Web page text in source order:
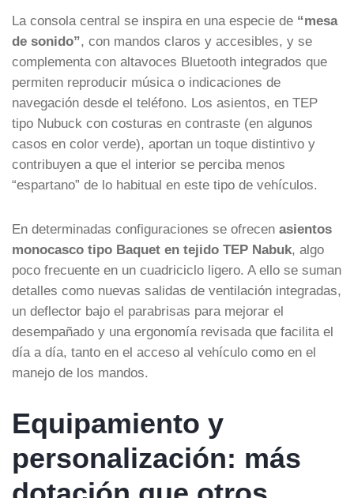
La consola central se inspira en una especie de “mesa
de sonido”, con mandos claros y accesibles, y se
complementa con altavoces Bluetooth integrados que
permiten reproducir música o indicaciones de
navegación desde el teléfono. Los asientos, en TEP
tipo Nubuck con costuras en contraste (en algunos
casos en color verde), aportan un toque distintivo y
contribuyen a que el interior se perciba menos
“espartano” de lo habitual en este tipo de vehículos.
En determinadas configuraciones se ofrecen asientos
monocasco tipo Baquet en tejido TEP Nabuk, algo
poco frecuente en un cuadriciclo ligero. A ello se suman
detalles como nuevas salidas de ventilación integradas,
un deflector bajo el parabrisas para mejorar el
desempañado y una ergonomía revisada que facilita el
día a día, tanto en el acceso al vehículo como en el
manejo de los mandos.
Equipamiento y
personalización: más